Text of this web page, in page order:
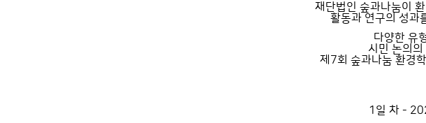
재단법인 숲과나눔이
활동과 연구의 성과
다양한 유
시민 논의
제7회 숲과나눔 환경
1일 차 -